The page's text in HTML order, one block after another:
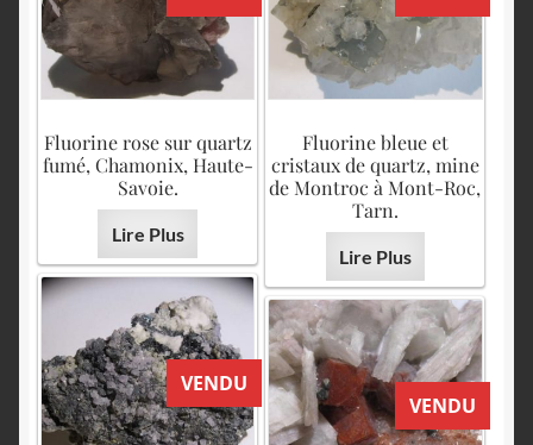
Fluorine rose sur quartz
fumé, Chamonix, Haute-
Savoie.
Lire Plus
Fluorine bleue et
cristaux de quartz, mine
de Montroc à Mont-Roc,
Tarn.
Lire Plus
VENDU
VENDU